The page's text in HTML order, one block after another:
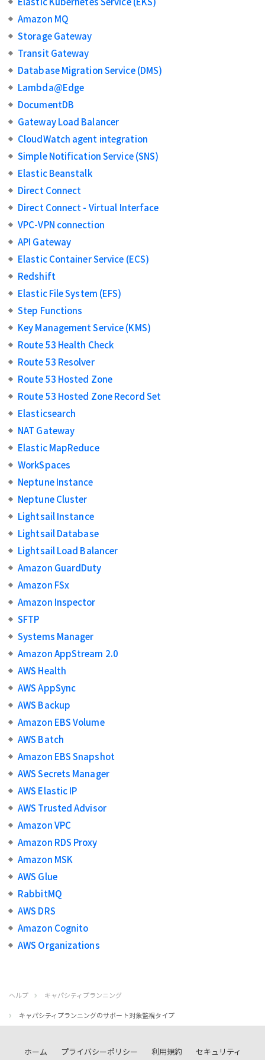
Amazon MQ
Storage Gateway
Transit Gateway
Database Migration Service (DMS)
Lambda@Edge
DocumentDB
Gateway Load Balancer
CloudWatch agent integration
Simple Notification Service (SNS)
Elastic Beanstalk
Direct Connect
Direct Connect - Virtual Interface
VPC-VPN connection
API Gateway
Elastic Container Service (ECS)
Redshift
Elastic File System (EFS)
Step Functions
Key Management Service (KMS)
Route 53 Health Check
Route 53 Resolver
Route 53 Hosted Zone
Route 53 Hosted Zone Record Set
Elasticsearch
NAT Gateway
Elastic MapReduce
WorkSpaces
Neptune Instance
Neptune Cluster
Lightsail Instance
Lightsail Database
Lightsail Load Balancer
Amazon GuardDuty
Amazon FSx
Amazon Inspector
SFTP
Systems Manager
Amazon AppStream 2.0
AWS Health
AWS AppSync
AWS Backup
Amazon EBS Volume
AWS Batch
Amazon EBS Snapshot
AWS Secrets Manager
AWS Elastic IP
AWS Trusted Advisor
Amazon VPC
Amazon RDS Proxy
Amazon MSK
AWS Glue
RabbitMQ
AWS DRS
Amazon Cognito
AWS Organizations
ヘルプ
キャパシティプランニング
キャパシティプランニングのサポート対象監視タイプ
ホーム プライバシーポリシー 利用規約 セキュリティ